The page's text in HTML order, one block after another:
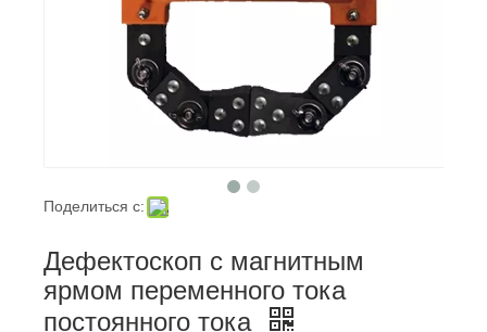
Поделиться с:
Дефектоскоп с магнитным
ярмом переменного тока
постоянного тока